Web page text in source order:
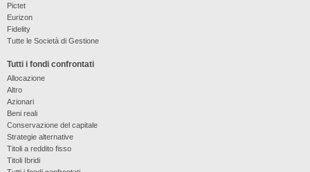
Pictet
Eurizon
Fidelity
Tutte le Società di Gestione
Tutti i fondi confrontati
Allocazione
Altro
Azionari
Beni reali
Conservazione del capitale
Strategie alternative
Titoli a reddito fisso
Titoli Ibridi